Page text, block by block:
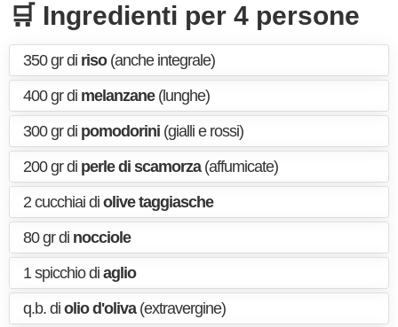
🛒 Ingredienti per 4 persone
350 gr di riso(anche integrale)
400 gr di melanzane(lunghe)
300 gr di pomodorini (gialli e rossi)
200 gr di perle di scamorza(affumicate)
2 cucchiai di olive taggiasche
80 gr di nocciole
1 spicchio di aglio
q.b. di olio d'oliva(extravergine)